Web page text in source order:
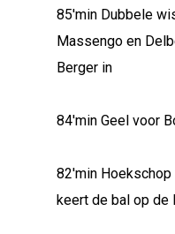
85'min Dubbele
Massengo en
Berger in
84'min Geel voor
82'min
keert de bal op de